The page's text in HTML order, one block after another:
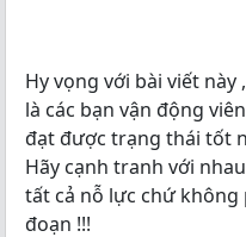
Hy vọng với bài viết
là các bạn vận động
đạt được trạng thái tốt
Hãy cạnh tranh với
tất cả nỗ lực chứ
đoạn !!!